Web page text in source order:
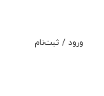
ورود / ثبت‌نام